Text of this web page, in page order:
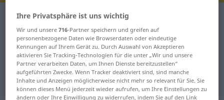
Deutsch-Französisch Wörterbuch
Deutsch-Französisch Übersetzung
für "sexy"
"sexy" Französisch Übersetzung
Ihre Privatsphäre ist uns wichtig
Wir und unsere716-Partner speichern und greifen auf
personenbezogene Daten wie Browserdaten oder eindeutige
Kennungen auf Ihrem Gerät zu. Durch Auswahl von Akzeptieren
aktivieren Sie Tracking-Technologien für die unter „Wir und unsere
Partner verarbeiten Daten, um Ihnen Dienste bereitzustellen“
aufgeführten Zwecke. Wenn Tracker deaktiviert sind, sind manche
Inhalte und Anzeigen möglicherweise nicht mehr so relevant für Sie. Sie
können dieses Menü jederzeit wieder aufrufen, um Ihre Einstellungen zu
ändern oder Ihre Einwilligung zu widerrufen, indem Sie auf den Link